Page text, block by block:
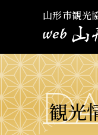
山形市観光
観光